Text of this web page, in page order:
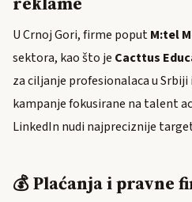
U Crnoj Gori, firme poputM:tel
sektora, kao što je Cacttus
za ciljanje profesionalaca u
kampanje fokusirane na talent
LinkedIn nudi najpreciznije
💰 Plaćanja i pravne